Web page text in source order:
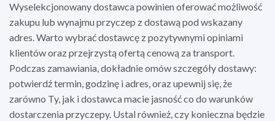
Wyselekcjonowany dostawca powinien oferować możliwość
zakupu lub wynajmu przyczep z dostawą pod wskazany
adres. Warto wybrać dostawcę z pozytywnymi opiniami
klientów oraz przejrzystą ofertą cenową za transport.
Podczas zamawiania, dokładnie omów szczegóły dostawy:
potwierdź termin, godzinę i adres, oraz upewnij się, że
zarówno Ty, jak i dostawca macie jasność co do warunków
dostarczenia przyczepy. Ustal również, czy konieczna będzie